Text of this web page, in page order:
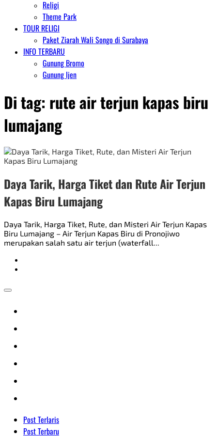
Religi
Theme Park
TOUR RELIGI
Paket Ziarah Wali Songo di Surabaya
INFO TERBARU
Gunung Bromo
Gunung Ijen
Di tag: rute air terjun kapas biru
lumajang
Daya Tarik, Harga Tiket dan Rute Air Terjun
Kapas Biru Lumajang
Daya Tarik, Harga Tiket, Rute, dan Misteri Air Terjun Kapas
Biru Lumajang – Air Terjun Kapas Biru di Pronojiwo
merupakan salah satu air terjun (waterfall...
Post Terlaris
Post Terbaru